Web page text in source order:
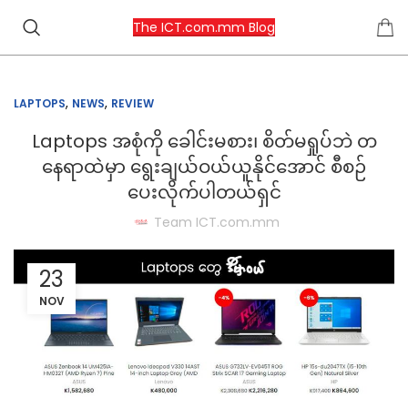
The ICT.com.mm Blog
LAPTOPS, NEWS, REVIEW
Laptops အစုံကို ခေါင်းမစား၊ စိတ်မရှုပ်ဘဲ တ
နေရာထဲမှာ ရွေးချယ်ဝယ်ယူနိုင်အောင် စီစဉ်
ပေးလိုက်ပါတယ်ရှင်
Team ICT.com.mm
23
NOV